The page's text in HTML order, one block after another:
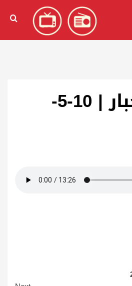
الإنجليزية)
نشرة الاخبار | 10-5-